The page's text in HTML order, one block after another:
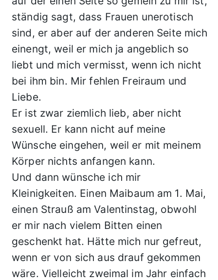
ständig sagt, dass Frauen unerotisch
sind, er aber auf der anderen Seite mich
einengt, weil er mich ja angeblich so
liebt und mich vermisst, wenn ich nicht
bei ihm bin. Mir fehlen Freiraum und
Liebe.
Er ist zwar ziemlich lieb, aber nicht
sexuell. Er kann nicht auf meine
Wünsche eingehen, weil er mit meinem
Körper nichts anfangen kann.
Und dann wünsche ich mir
Kleinigkeiten. Einen Maibaum am 1. Mai,
einen Strauß am Valentinstag, obwohl
er mir nach vielem Bitten einen
geschenkt hat. Hätte mich nur gefreut,
wenn er von sich aus drauf gekommen
wäre. Vielleicht zweimal im Jahr einfach